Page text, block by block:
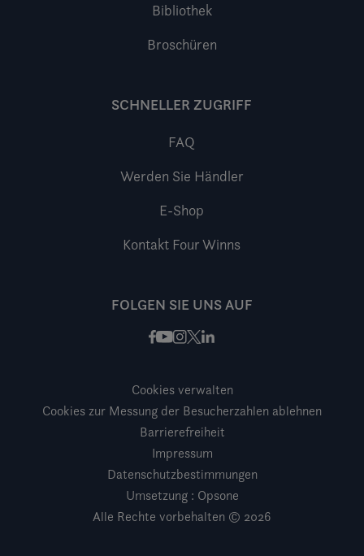
Bibliothek
Broschüren
SCHNELLER ZUGRIFF
FAQ
Werden Sie Händler
E-Shop
Kontakt Four Winns
FOLGEN SIE UNS AUF
Facebook
Youtube
Instagram
X / Twitter
LinkedIn
Alle Rechte vorbehalten © 2026
Cookies verwalten
Cookies zur Messung der Besucherzahlen ablehnen
Barrierefreiheit
Impressum
Datenschutzbestimmungen
Umsetzung : Opsone